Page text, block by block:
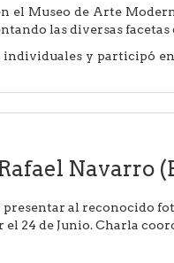
el Museo de Arte
las diversas
individuales y participó
Navarro
presentar al reconocido
el 24 de Junio. Charla